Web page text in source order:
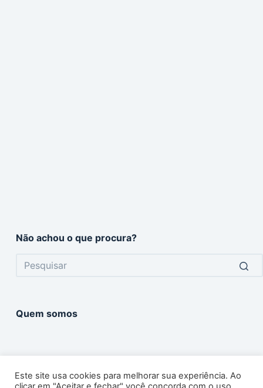
Não achou o que procura?
Quem somos
Este site usa cookies para melhorar sua experiência. Ao